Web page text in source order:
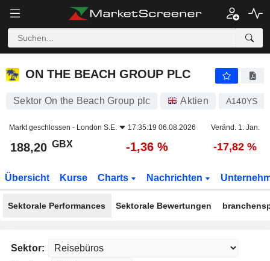
ON THE BEACH GROUP PLC
ON THE BEACH GROUP PLC
Sektor On the Beach Group plc Aktien A140YS
Markt geschlossen - London S.E. 17:35:19 06.08.2026 Veränd. 1. Jan.
188,20 GBX -1,36 % -17,82 %
Übersicht Kurse Charts Nachrichten
Sektorale Performances Sektorale Bewertungen
Sektor: